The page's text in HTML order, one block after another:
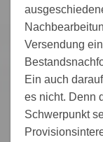
Versendung
Ein auch
es nicht. Denn
Schwerpunkt